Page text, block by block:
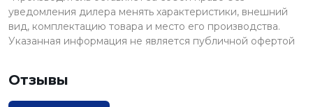
уведомления дилера менять характеристики, внешний
вид, комплектацию товара и место его производства.
Указанная информация не является публичной офертой
Отзывы